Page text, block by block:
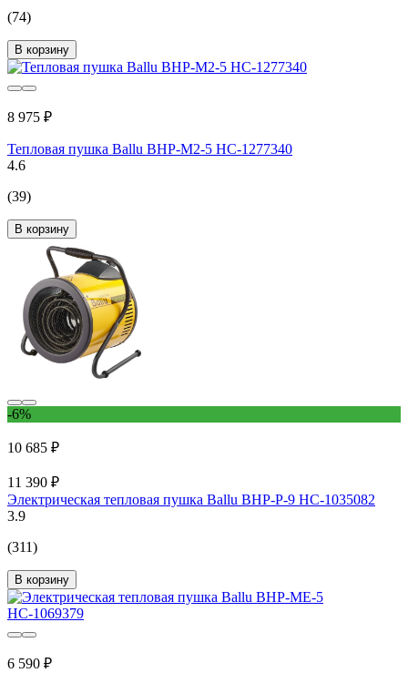
(74)
В корзину
8 975 ₽
Тепловая пушка Ballu BHP-M2-5 НС-1277340
4.6
(39)
В корзину
-6%
10 685 ₽
11 390 ₽
Электрическая тепловая пушка Ballu BHP-P-9 НС-1035082
3.9
(311)
В корзину
6 590 ₽